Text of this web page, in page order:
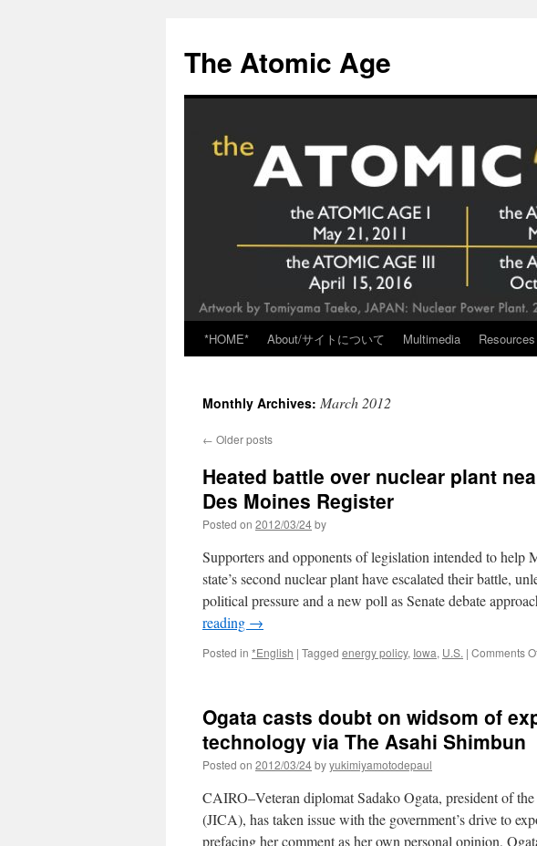
content
The Atomic Age
*HOME* About/サイトについて Multimedia Resources
Monthly Archives: March 2012
← Older posts
Heated battle over nuclear plant
Des Moines Register
Posted on 2012/03/24by
Supporters and opponents of legislation intended to
state’s second nuclear plant have escalated their battle,
political pressure and a new poll as Senate debate
reading →
Posted in *English | Tagged energy policy, Iowa, U.S. | Comments
Ogata casts doubt on widsom of
technology via The Asahi Shimbun
Posted on 2012/03/24byyukimiyamotodepaul
CAIRO–Veteran diplomat Sadako Ogata, president of
(JICA), has taken issue with the government’s drive to
prefacing her comment as her own personal opinion,